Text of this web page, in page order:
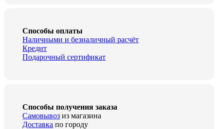
Способы оплаты
Наличными и безналичный расчёт
Кредит
Подарочный сертификат
Способы получения заказа
Самовывоз из магазина
Доставка по городу